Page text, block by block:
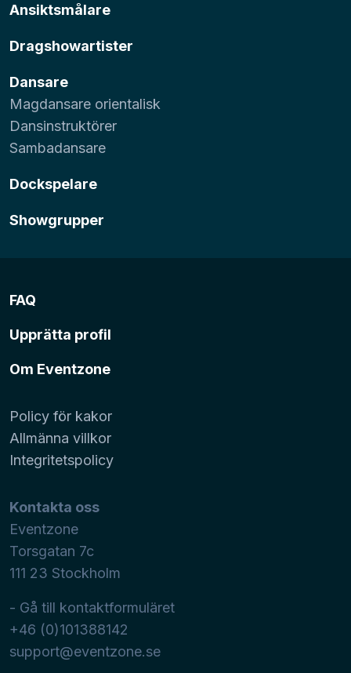
Ansiktsmålare
Dragshowartister
Dansare
Magdansare orientalisk
Dansinstruktörer
Sambadansare
Dockspelare
Showgrupper
FAQ
Upprätta profil
Om Eventzone
Policy för kakor
Allmänna villkor
Integritetspolicy
Kontakta oss
Eventzone
Torsgatan 7c
111 23 Stockholm
- Gå till kontaktformuläret
+46 (0)101388142
support@eventzone.se